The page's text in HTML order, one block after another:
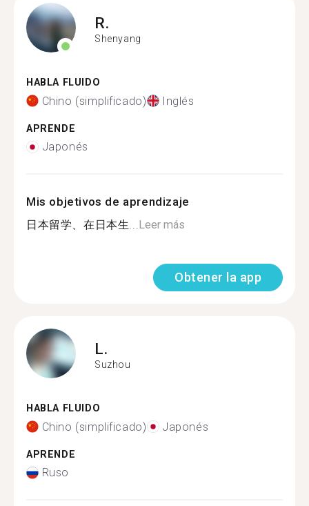
R.
Shenyang
HABLA FLUIDO
Chino (simplificado) Inglés
APRENDE
Japonés
Mis objetivos de aprendizaje
日本留学、在日本生...Leer más
Obtener la app
L.
Suzhou
HABLA FLUIDO
Chino (simplificado) Japonés
APRENDE
Ruso